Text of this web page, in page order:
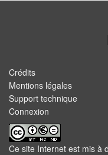
Crédits
Mentions légales
Support technique
Connexion
Ce site Internet est mis à